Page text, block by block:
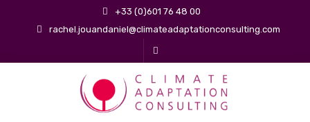
+33 (0)601 76 48 00
rachel.jouandaniel@climateadaptationconsulting.com